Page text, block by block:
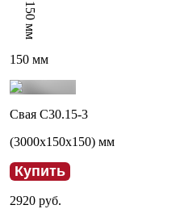
150
мм
150 мм
Свая С30.15-3
(3000x150x150) мм
Купить
2920 руб.